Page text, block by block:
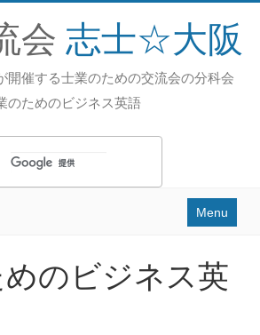
会 志士☆大阪
開催する士業のための交流会の分科会
のためのビジネス英語
Menu
のビジネス英